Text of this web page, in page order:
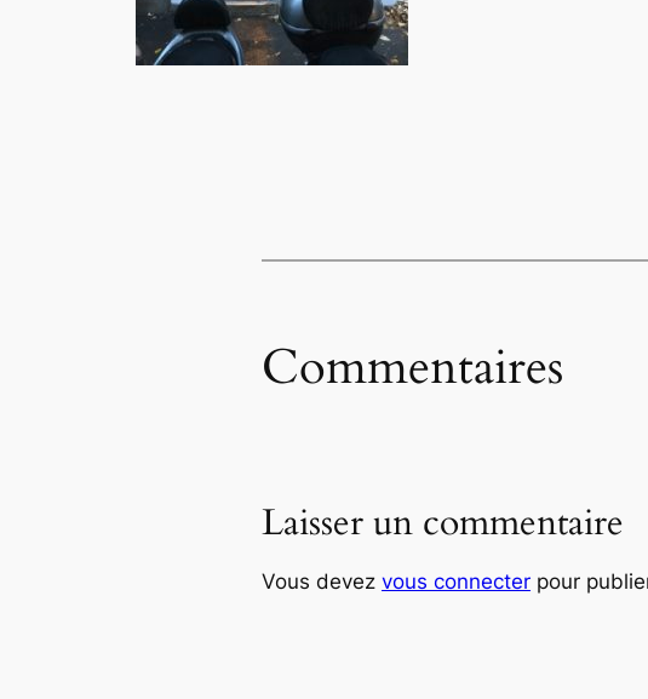
Commentaires
Laisser un commentaire
Vous devez vous connecter pour